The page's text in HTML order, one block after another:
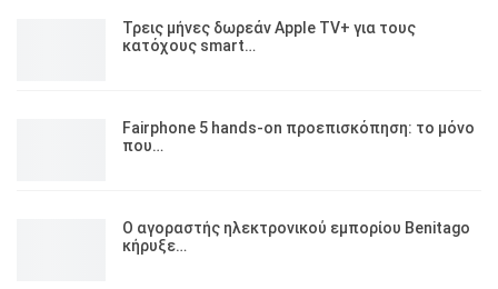
Τρεις μήνες δωρεάν Apple TV+ για τους
κατόχους smart…
Fairphone 5 hands-on προεπισκόπηση: το μόνο
που…
Ο αγοραστής ηλεκτρονικού εμπορίου Benitago
κήρυξε…